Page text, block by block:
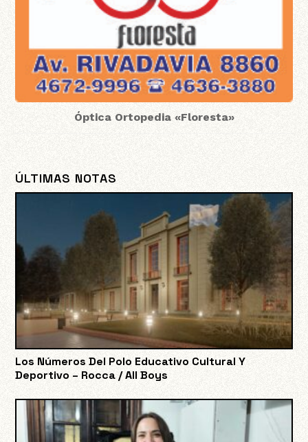
Óptica Ortopedia «Floresta»
ÚLTIMAS NOTAS
Los Números Del Polo Educativo Cultural Y
Deportivo – Rocca / All Boys